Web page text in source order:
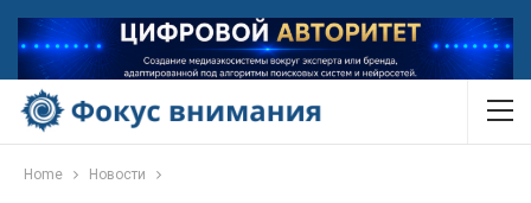
Home Новости